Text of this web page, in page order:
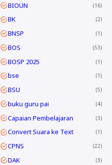
BIOUN 16
BK 2
BNSP 1
BOS 53
BOSP 2025 1
bse 1
BSU 5
buku guru pai 4
Capaian Pembelajaran 3
Convert Suara ke Text 1
CPNS 22
DAK 3